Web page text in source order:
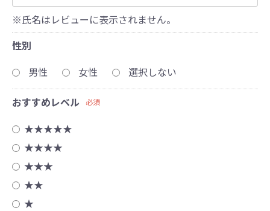
※氏名はレビューに表示されません。
性別
男性
女性 選択しない
おすすめレベル 必須
★★★★★
★★★★
★★★
★★
★